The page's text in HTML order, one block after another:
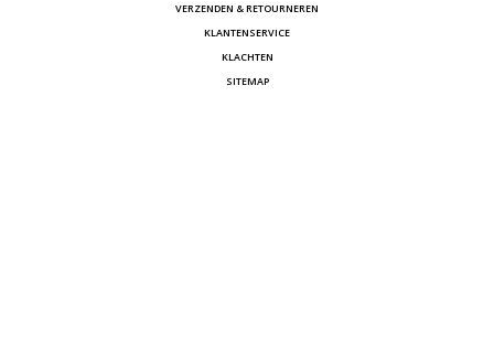
VERZENDEN & RETOURNEREN
KLANTENSERVICE
KLACHTEN
SITEMAP